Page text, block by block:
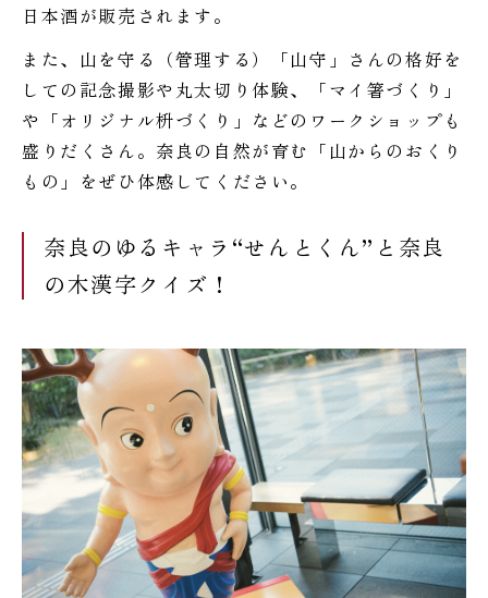
日本酒が販売されます。
また、山を守る（管理する）「山守」さんの格好を
しての記念撮影や丸太切り体験、「マイ箸づくり」
や「オリジナル枡づくり」などのワークショップも
盛りだくさん。奈良の自然が育む「山からのおくり
もの」をぜひ体感してください。
奈良のゆるキャラ“せんとくん”と奈良
の木漢字クイズ！